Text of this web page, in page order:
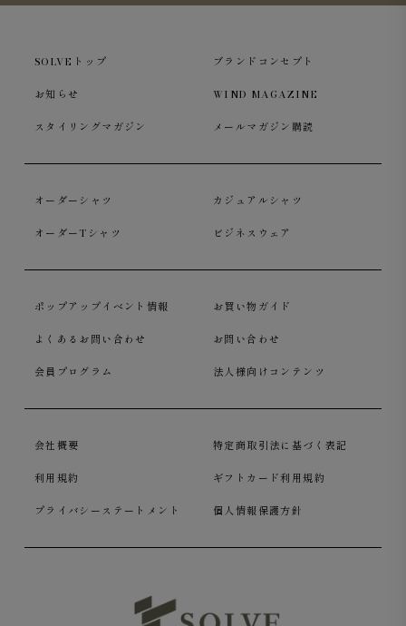
SOLVEトップ ブランドコンセプト
お知らせ WIND MAGAZINE
スタイリングマガジン メールマガジン購読
オーダーシャツ カジュアルシャツ
オーダーTシャツ ビジネスウェア
ポップアップイベント情報 お買い物ガイド
よくあるお問い合わせ お問い合わせ
会員プログラム 法人様向けコンテンツ
会社概要 特定商取引法に基づく表記
利用規約 ギフトカード利用規約
プライバシーステートメント 個人情報保護方針